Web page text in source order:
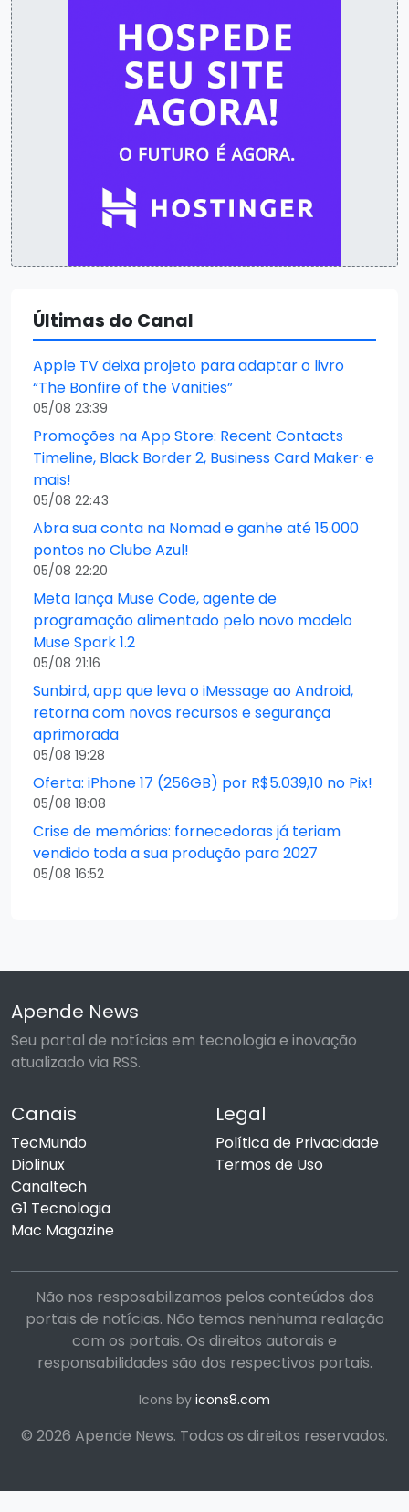
Últimas do Canal
Apple TV deixa projeto para adaptar o livro
“The Bonfire of the Vanities”
05/08 23:39
Promoções na App Store: Recent Contacts
Timeline, Black Border 2, Business Card Maker· e
mais!
05/08 22:43
Abra sua conta na Nomad e ganhe até 15.000
pontos no Clube Azul!
05/08 22:20
Meta lança Muse Code, agente de
programação alimentado pelo novo modelo
Muse Spark 1.2
05/08 21:16
Sunbird, app que leva o iMessage ao Android,
retorna com novos recursos e segurança
aprimorada
05/08 19:28
Oferta: iPhone 17 (256GB) por R$5.039,10 no Pix!
05/08 18:08
Crise de memórias: fornecedoras já teriam
vendido toda a sua produção para 2027
05/08 16:52
Apende News
Seu portal de notícias em tecnologia e inovação
atualizado via RSS.
Canais
TecMundo
Diolinux
Canaltech
G1 Tecnologia
Mac Magazine
Legal
Política de Privacidade
Termos de Uso
Não nos resposabilizamos pelos conteúdos dos
portais de notícias. Não temos nenhuma realação
com os portais. Os direitos autorais e
responsabilidades são dos respectivos portais.
Icons by icons8.com
© 2026 Apende News. Todos os direitos reservados.